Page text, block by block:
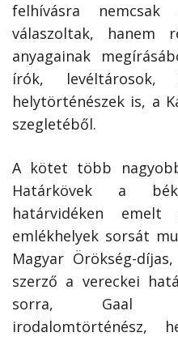
felhívásra
válaszoltak,
anyagainak
írók, levéltárosok,
helytörténészek is, a
szegletéből.
A kötet több
Határkövek a
határvidéken emelt
emlékhelyek sorsát
Magyar Örökség-
szerző a vereckei
sorra, Gaal
irodalomtörténész,